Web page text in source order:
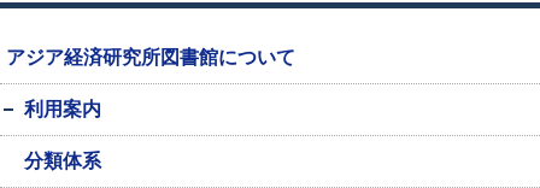
アジア経済研究所図書館について
利用案内
分類体系